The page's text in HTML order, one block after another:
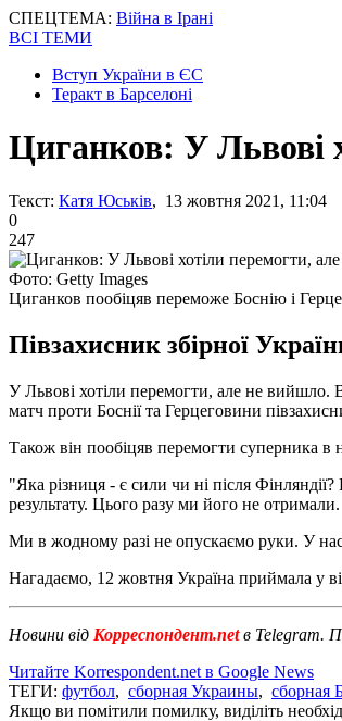
СПЕЦТЕМА: Війна в Ірані
ВСІ ТЕМИ
Вступ України в ЄС
Теракт в Барселоні
Циганков: У Львові
Текст: Катя Юськів, 13 жовтня 2021, 11:04
0
247
Фото: Getty Images
Циганков пообіцяв переможе Боснію і
Півзахисник збірної
У Львові хотіли перемогти, але не вийшло.
матч проти Боснії та Герцеговини
Також він пообіцяв перемогти суперника
"Яка різниця - є сили чи ні після
результату. Цього разу ми його не отримали.
Ми в жодному разі не опускаємо руки. У нас
Нагадаємо, 12 жовтня Україна приймала у
Новини від Корреспондент.netв Telegram.
Читайте Korrespondent.net в Google News
ТЕГИ: футбол, сборная Украины, сборная
Якщо ви помітили помилку, виділіть